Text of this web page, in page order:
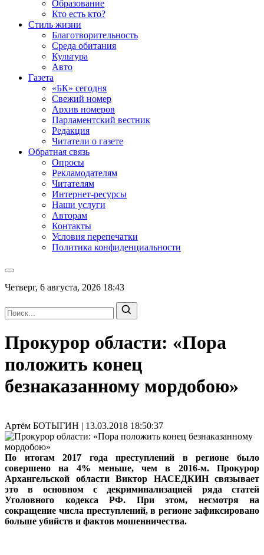
Образование
Кто есть кто?
Стиль жизни
Благотворительность
Среда обитания
Культура
Авто
Газета
«БК» сегодня
Свежий номер
Архив номеров
Парламентский вестник
Редакция
Читатели о газете
Обратная связь
Опросы
Рекламодателям
Читателям
Интернет-ресурсы
Наши услуги
Авторам
Контакты
Условия перепечатки
Политика конфиденциальности
Четверг, 6 августа, 2026 18:43
Прокурор области: «Пора
положить конец
безнаказанному мордобою»
Артём БОТЫГИН | 13.03.2018 18:50:37
По итогам 2017 года преступлений в регионе было
совершено на 4% меньше, чем в 2016-м. Прокурор
Архангельской области Виктор НАСЕДКИН связывает
это в основном с декриминализацией ряда статей
Уголовного кодекса РФ. При этом, несмотря на
сокращение числа преступлений, в регионе зафиксировано
больше убийств и фактов мошенничества.